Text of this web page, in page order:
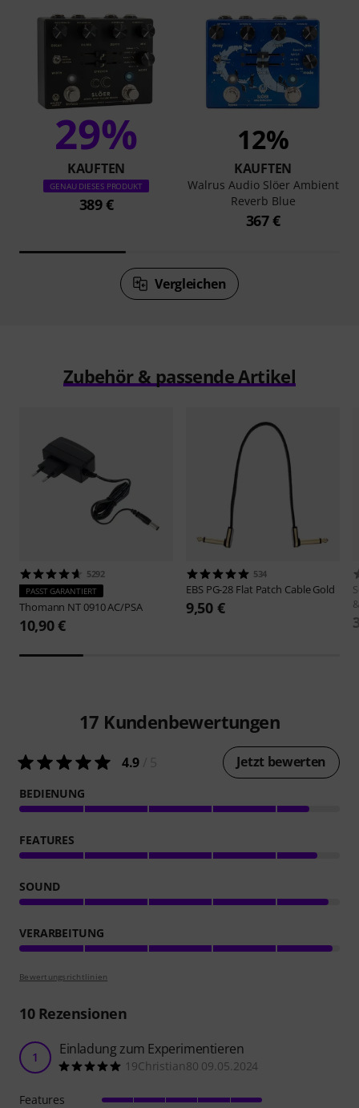
29%
KAUFTEN
GENAU DIESES PRODUKT
389 €
12%
KAUFTEN
Walrus Audio Slöer Ambient
Reverb Blue
367 €
Vergleichen
Zubehör & passende Artikel
5292
PASST GARANTIERT
Thomann NT 0910 AC/PSA
10,90 €
534
EBS PG-28 Flat Patch Cable Gold
9,50 €
17 Kundenbewertungen
4.9 Jetzt bewerten
BEDIENUNG
FEATURES
SOUND
VERARBEITUNG
Bewertungsrichtlinien
10Rezensionen
1 Einladung zum Experimentieren
19Christian80 09.05.2024
Features